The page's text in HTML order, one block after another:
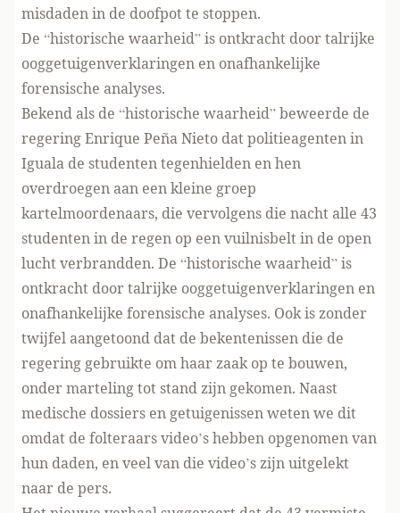
misdaden in de doofpot te stoppen.
De “historische waarheid” is ontkracht door talrijke
ooggetuigenverklaringen en onafhankelijke
forensische analyses.
Bekend als de “historische waarheid” beweerde de
regering Enrique Peña Nieto dat politieagenten in
Iguala de studenten tegenhielden en hen
overdroegen aan een kleine groep
kartelmoordenaars, die vervolgens die nacht alle 43
studenten in de regen op een vuilnisbelt in de open
lucht verbrandden. De “historische waarheid” is
ontkracht door talrijke ooggetuigenverklaringen en
onafhankelijke forensische analyses. Ook is zonder
twijfel aangetoond dat de bekentenissen die de
regering gebruikte om haar zaak op te bouwen,
onder marteling tot stand zijn gekomen. Naast
medische dossiers en getuigenissen weten we dit
omdat de folteraars video’s hebben opgenomen van
hun daden, en veel van die video’s zijn uitgelekt
naar de pers.